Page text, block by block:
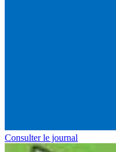
Consulter le journal